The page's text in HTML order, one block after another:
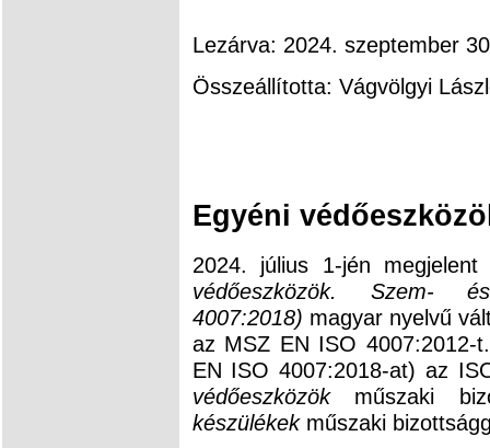
Lezárva: 2024. szeptember
Összeállította: Vágvölgyi
Egyéni
2024. július 1-jén
védőeszközök. Szem-
4007:2018) magyar nyelvű
az MSZ EN ISO 4007:2012-
EN ISO 4007:2018-at) az
védőeszközökműszaki
készülékekműszaki